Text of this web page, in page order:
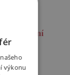
čísel - lesní
se na
výkonu